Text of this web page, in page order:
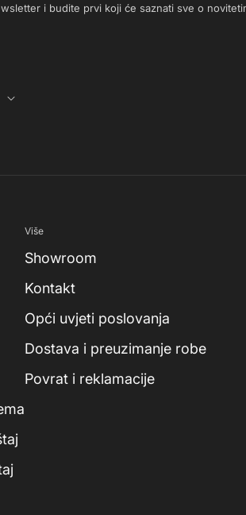
i budite prvi koji će saznati sve o
Više
Showroom
Kontakt
Opći uvjeti poslovanja
Dostava i preuzimanje robe
Povrat i reklamacije